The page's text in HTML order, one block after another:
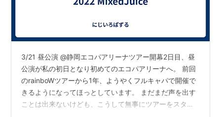
3/21 昼公演 @静岡エコパアリーナツアー開幕2日目、昼
公演が私の初日となり初めてのエコパアリーナへ。 前回
のrainboWツアーから1年、ようやくフルキャパで開催で
きるようになってほっとしています。 まだまだ声を出す
ことは出来ないけども、こうして無事にツアーをスター